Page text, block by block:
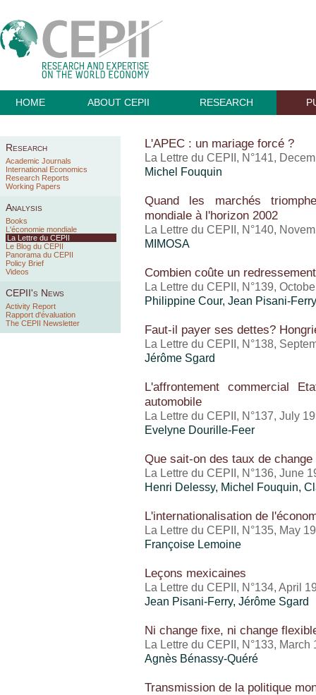
HOME ABOUT CEPII RESEARCH
Research
Academic Journals
International Economics
Research Reports
Working Papers
Analysis
Books
L'économie mondiale
La Lettre du CEPII
Le Blog du CEPII
Panorama du CEPII
Policy Brief
Videos
CEPII's News
Activity Report
Rapport d'évaluation
The CEPII Newsletter
L'APEC : un mariage forcé ?
La Lettre du CEPII, N°141,
Michel Fouquin
Quand les marchés
mondiale à l'horizon 2002
La Lettre du CEPII, N°140,
MIMOSA
Combien coûte un
La Lettre du CEPII, N°139,
Philippine Cour, Jean Pisani-Ferry
Faut-il payer ses dettes?
La Lettre du CEPII, N°138,
Jérôme Sgard
L'affrontement commercial
automobile
La Lettre du CEPII, N°137, July
Evelyne Dourille-Feer
Que sait-on des taux de
La Lettre du CEPII, N°136, June
Henri Delessy, Michel Fouquin,
L'internationalisation de
La Lettre du CEPII, N°135, May
Françoise Lemoine
Leçons mexicaines
La Lettre du CEPII, N°134, April
Jean Pisani-Ferry, Jérôme Sgard
Ni change fixe, ni change
La Lettre du CEPII, N°133, March
Agnès Bénassy-Quéré
Transmission de la politique